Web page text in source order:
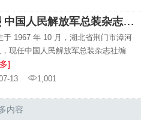
匡进熙 中国人民解放军总装杂志社编辑
于 1967 年 10 月，湖北省荆门市漳河
现任中国人民解放军总装杂志社编
]
13 1,001
内容